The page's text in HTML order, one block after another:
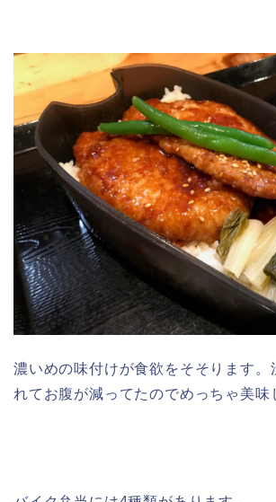
濃いめの味付けが食欲をそそります。
れてお腹が減ってたのでめっちゃ美味